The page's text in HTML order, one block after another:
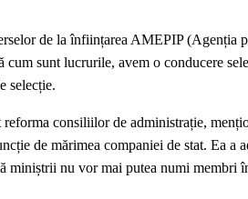
de la înființarea AMEPIP (Agenția
sunt lucrurile, avem o conducere
selecție.
consiliilor de administrație,
de mărimea companiei de stat. Ea a
nu vor mai putea numi membri